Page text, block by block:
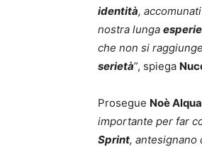
identità,
nostra lunga
che non si
serietà”, spiega
Prosegue Noè
importante per far
Sprint, antesignano